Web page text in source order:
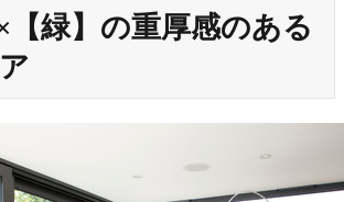
【緑】の重厚感のある